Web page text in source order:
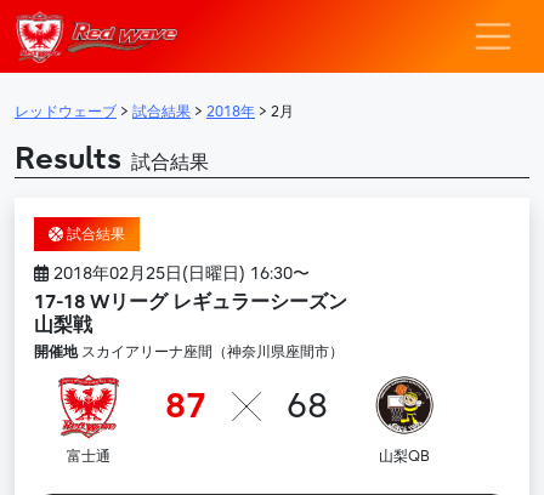
メインナビゲーション
レッドウェー
レッドウェーブ > 試合結果 > 2018年 > 2月
Results 試合結果
試合結果
2018年02月25日(日曜日) 16:30〜
17-18 Wリーグ レギュラーシーズン
山梨戦
開催地スカイアリーナ座間（神奈川県座間市）
87 68
富士通 山梨QB